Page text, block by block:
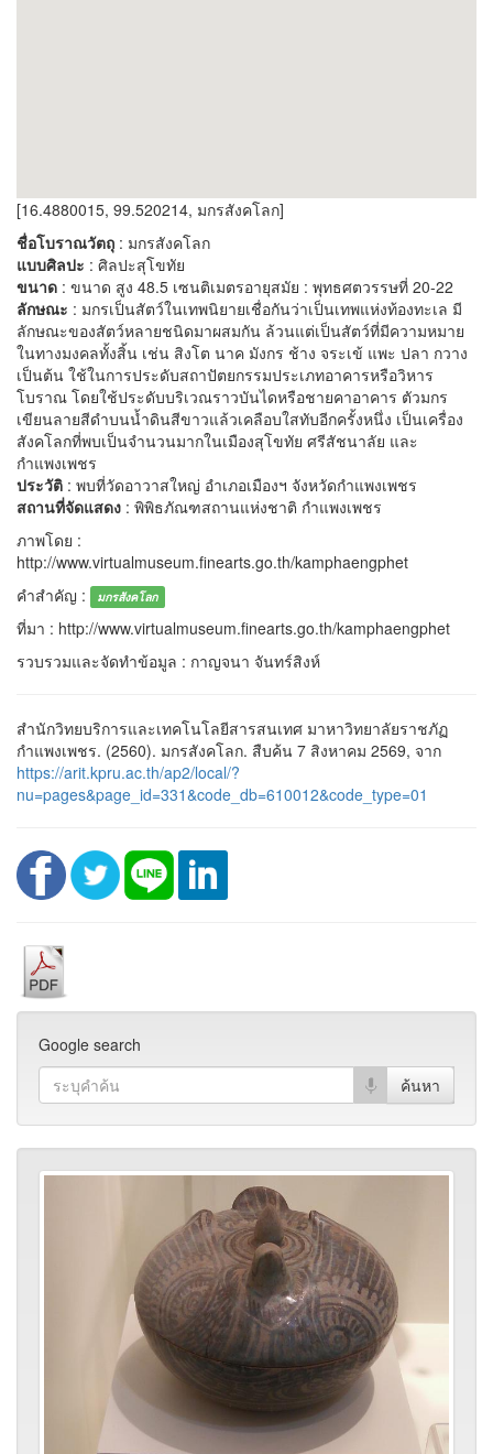
[16.4880015, 99.520214, มกรสังคโลก]
ชื่อโบราณวัตถุ : มกรสังคโลก
แบบศิลปะ : ศิลปะสุโขทัย
ขนาด : ขนาด สูง 48.5 เซนติเมตรอายุสมัย : พุทธศตวรรษที่ 20-22
ลักษณะ : มกรเป็นสัตว์ในเทพนิยายเชื่อกันว่าเป็นเทพแห่งท้องทะเล มี
ลักษณะของสัตว์หลายชนิดมาผสมกัน ล้วนแต่เป็นสัตว์ที่มีความหมาย
ในทางมงคลทั้งสิ้น เช่น สิงโต นาค มังกร ช้าง จระเข้ แพะ ปลา กวาง
เป็นต้น ใช้ในการประดับสถาปัตยกรรมประเภทอาคารหรือวิหาร
โบราณ โดยใช้ประดับบริเวณราวบันไดหรือชายคาอาคาร ตัวมกร
เขียนลายสีดำบนน้ำดินสีขาวแล้วเคลือบใสทับอีกครั้งหนึ่ง เป็นเครื่อง
สังคโลกที่พบเป็นจำนวนมากในเมืองสุโขทัย ศรีสัชนาลัย และ
กำแพงเพชร
ประวัติ : พบที่วัดอาวาสใหญ่ อำเภอเมืองฯ จังหวัดกำแพงเพชร
สถานที่จัดแสดง : พิพิธภัณฑสถานแห่งชาติ กำแพงเพชร
ภาพโดย :
http://www.virtualmuseum.finearts.go.th/kamphaengphet
คำสำคัญ :
มกรสังคโลก
ที่มา : http://www.virtualmuseum.finearts.go.th/kamphaengphet
รวบรวมและจัดทำข้อมูล : กาญจนา จันทร์สิงห์
สำนักวิทยบริการและเทคโนโลยีสารสนเทศ มาหาวิทยาลัยราชภัฏ
กำแพงเพชร. (2560). มกรสังคโลก. สืบค้น 7 สิงหาคม 2569, จาก
https://arit.kpru.ac.th/ap2/local/?
nu=pages&page_id=331&code_db=610012&code_type=01
Google search